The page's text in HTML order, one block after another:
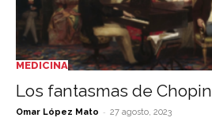
MEDICINA
Los fantasmas de Chopin
Omar López Mato - 27 agosto, 2023